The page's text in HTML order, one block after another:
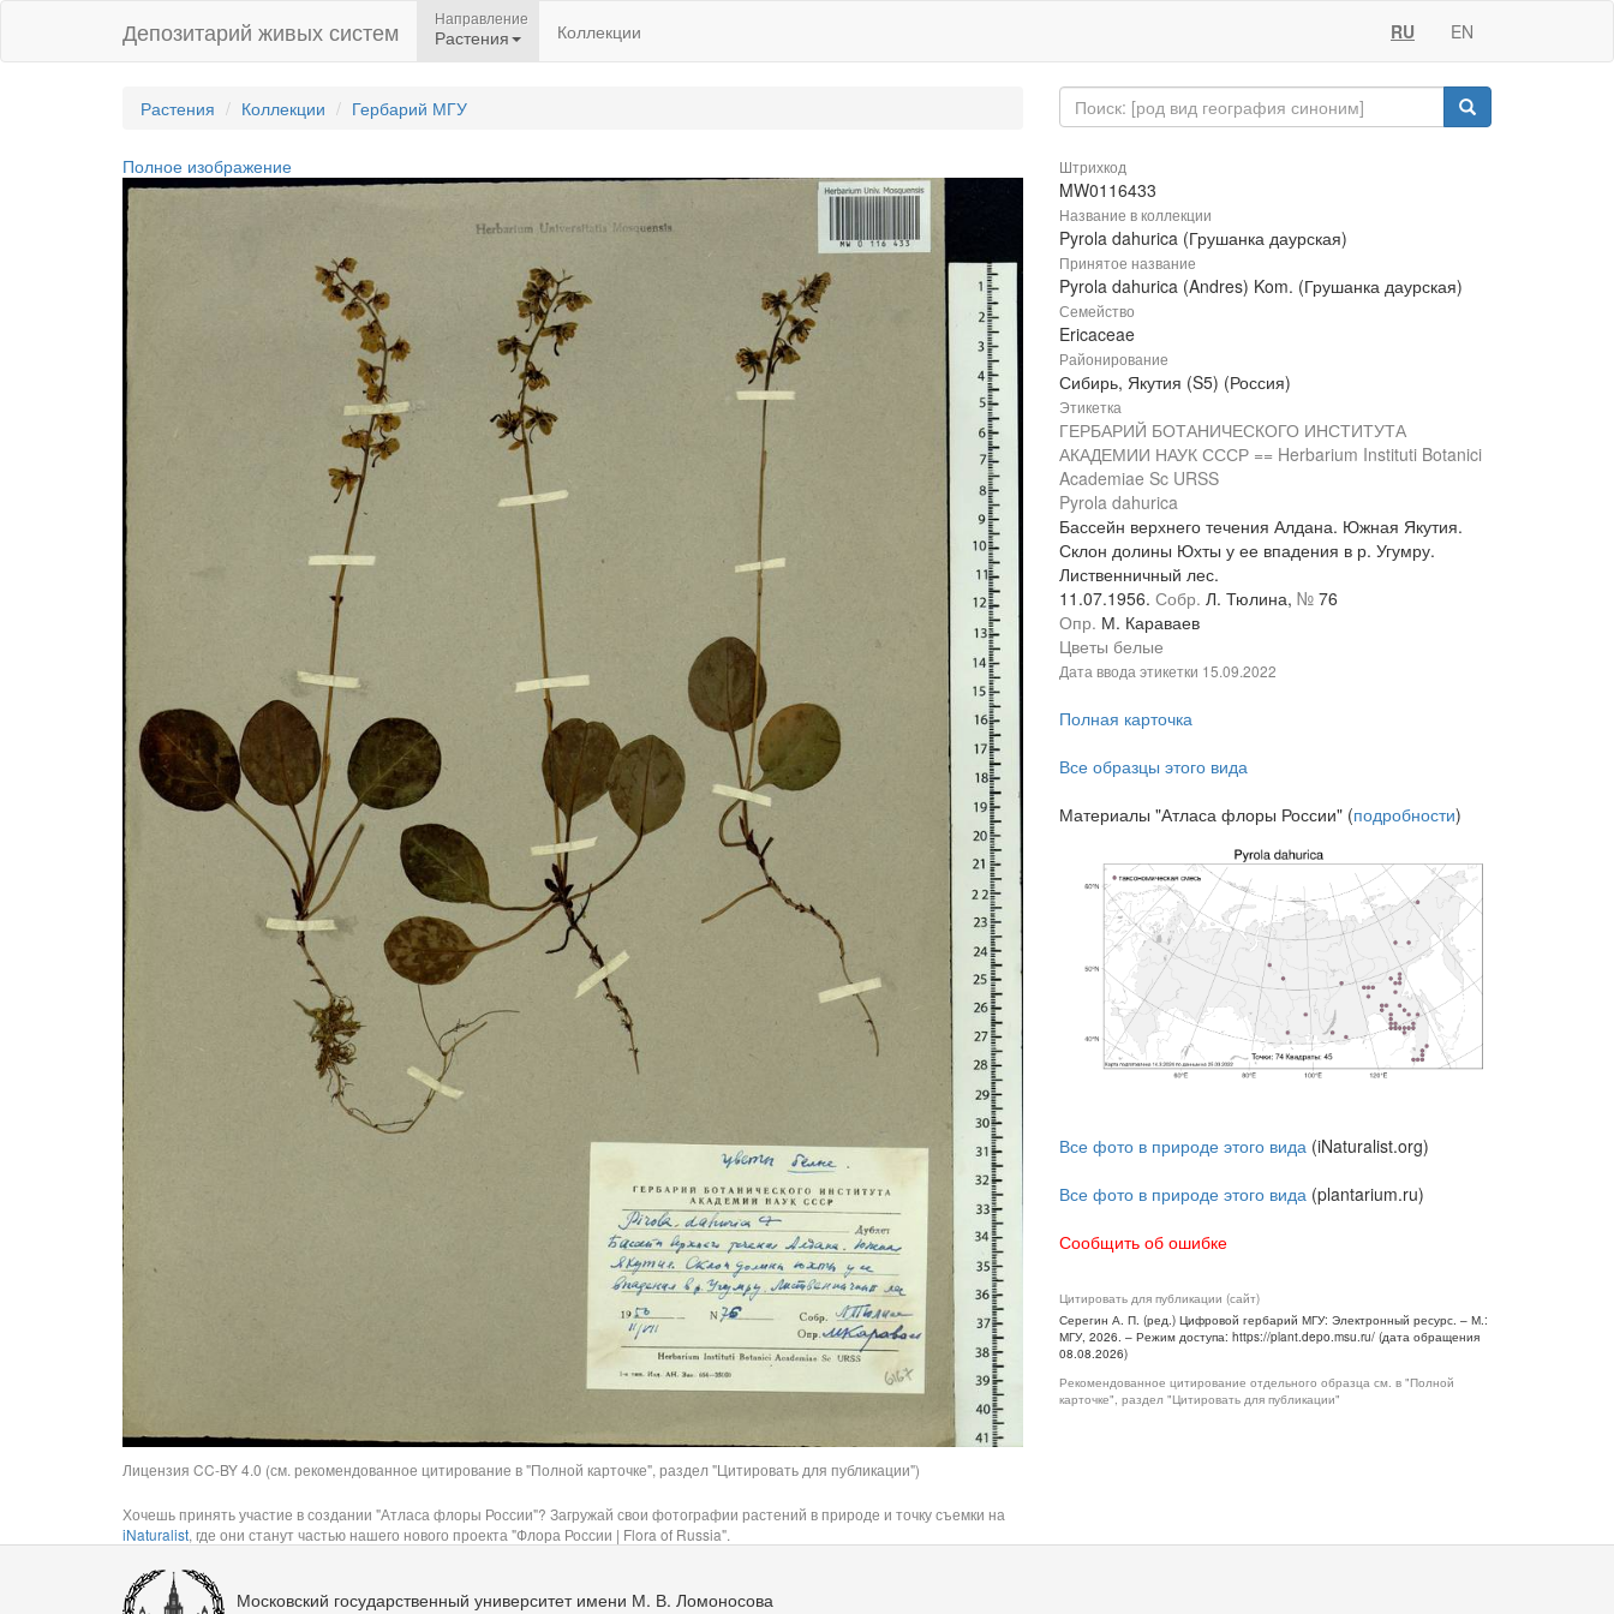
Депозитарий живых систем Направление
Растения Коллекции RU EN
Растения Коллекции Гербарий МГУ
Полное изображение
Лицензия CC-BY 4.0 (см. рекомендованное цитирование в "Полной карточке", раздел "Цитировать для публикации")
Хочешь принять участие в создании "Атласа флоры России"? Загружай свои фотографии растений в природе и точку съемки на
iNaturalist, где они станут частью нашего нового проекта "Флора России | Flora of Russia".
Штрихкод
MW0116433
Название в коллекции
Pyrola dahurica (Грушанка даурская)
Принятое название
Pyrola dahurica (Andres) Kom. (Грушанка даурская)
Семейство
Ericaceae
Районирование
Сибирь, Якутия (S5) (Россия)
Этикетка
ГЕРБАРИЙ БОТАНИЧЕСКОГО ИНСТИТУТА
АКАДЕМИИ НАУК СССР == Herbarium Instituti Botanici
Academiae Sc URSS
Pyrola dahurica
Бассейн верхнего течения Алдана. Южная Якутия.
Склон долины Юхты у ее впадения в р. Угумру.
Лиственничный лес.
11.07.1956. Собр. Л. Тюлина, № 76
Опр. М. Караваев
Цветы белые
Дата ввода этикетки 15.09.2022
Полная карточка
Все образцы этого вида
Материалы "Атласа флоры России" (подробности)
Все фото в природе этого вида (iNaturalist.org)
Все фото в природе этого вида (plantarium.ru)
Сообщить об ошибке
Цитировать для публикации (сайт)
Серегин А. П. (ред.) Цифровой гербарий МГУ: Электронный ресурс. – М.:
МГУ, 2026. – Режим доступа: https://plant.depo.msu.ru/ (дата обращения
08.08.2026)
Рекомендованное цитирование отдельного образца см. в "Полной
карточке", раздел "Цитировать для публикации"
Московский государственный университет имени М. В. Ломоносова